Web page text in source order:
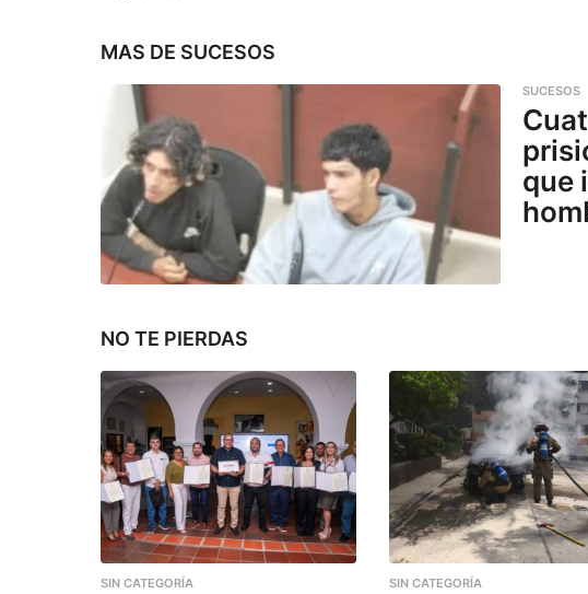
MAS DE SUCESOS
SUCESOS
que
NO TE PIERDAS
SIN CATEGORÍA SIN CATEGORÍA